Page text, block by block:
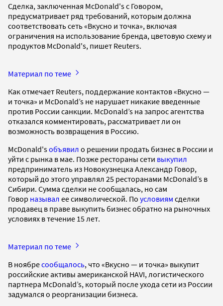
Сделка, заключенная McDonald's с Говором,
предусматривает ряд требований, которым должна
соответствовать сеть «Вкусно и точка», включая
ограничения на использование бренда, цветовую схему и
продуктов McDonald's, пишет Reuters.
Материал по теме
Как отмечает Reuters, поддержание контактов «Вкусно —
и точка» и McDonald’s не нарушает никакие введенные
против России санкции. McDonald’s на запрос агентства
отказался комментировать, рассматривает ли он
возможность возвращения в Россию.
McDonald'sобъявил о решении продать бизнес в России и
уйти с рынка в мае. Позже рестораны сети выкупил
предприниматель из Новокузнецка Александр Говор,
который до этого управлял 25 ресторанами McDonald’s в
Сибири. Сумма сделки не сообщалась, но сам
Говор называл ее символической. По условиям сделки
продавец в праве выкупить бизнес обратно на рыночных
условиях в течение 15 лет.
Материал по теме
В ноябресообщалось, что «Вкусно — и точка» выкупит
российские активы американской HAVI, логистического
партнера McDonald’s, который после ухода сети из России
задумался о реорганизации бизнеса.